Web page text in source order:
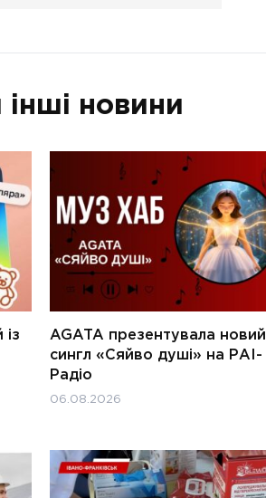
інші новини
AGATA презентувала новий
сингл «Сяйво душі» на РАІ-
Радіо
06.08.2026